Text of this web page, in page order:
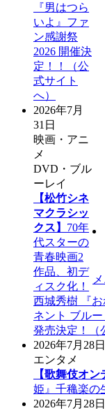
『男はつら
いよ』ファ
ン感謝祭
2026 開催決
定！！（公
式サイト
へ）
2026年7月
31日
映画・アニ
メ
DVD・ブル
ーレイ
【松竹シネ
マクラシッ
クス】 70年
代スターの
青春映画2
作品、初デ
ィスク化！
西城秀樹 『
ネント ブル
発売決定！（
2026年7月28日
エンタメ
【歌舞伎オン
姫』千穐楽の
2026年7月28日